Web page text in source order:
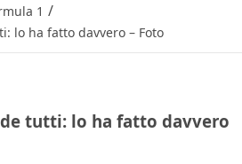
1 /
lo ha fatto davvero – Foto
tutti: lo ha fatto davvero